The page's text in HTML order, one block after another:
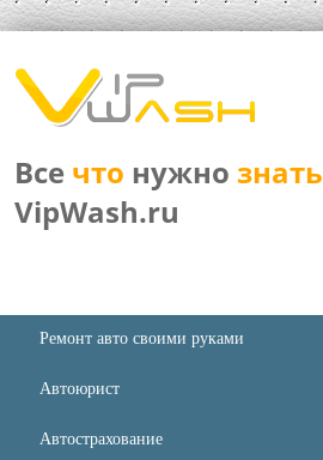
Все что нужно знать
VipWash.ru
Ремонт авто своими руками
Автоюрист
Автострахование